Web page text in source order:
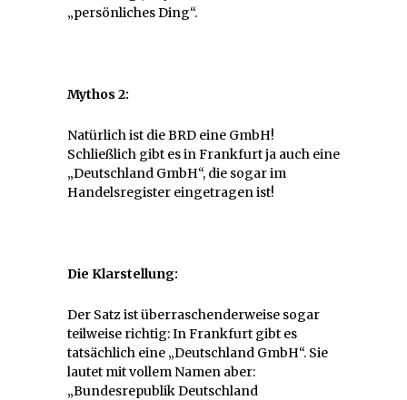
„persönliches Ding“.
Mythos 2:
Natürlich ist die BRD eine GmbH!
Schließlich gibt es in Frankfurt ja auch eine
„Deutschland GmbH“, die sogar im
Handelsregister eingetragen ist!
Die Klarstellung:
Der Satz ist überraschenderweise sogar
teilweise richtig: In Frankfurt gibt es
tatsächlich eine „Deutschland GmbH“. Sie
lautet mit vollem Namen aber:
„Bundesrepublik Deutschland